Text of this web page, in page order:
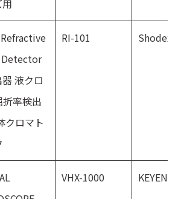
用
液クロ
折率検出
クロマト
RI-101 Shodex
VHX-1000 KEYENCE